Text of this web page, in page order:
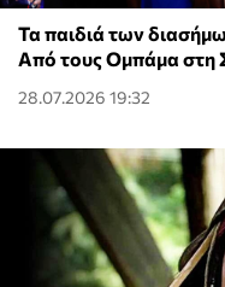
Τα παιδιά των
Από τους Ομπάμα στη
28.07.2026 19:32